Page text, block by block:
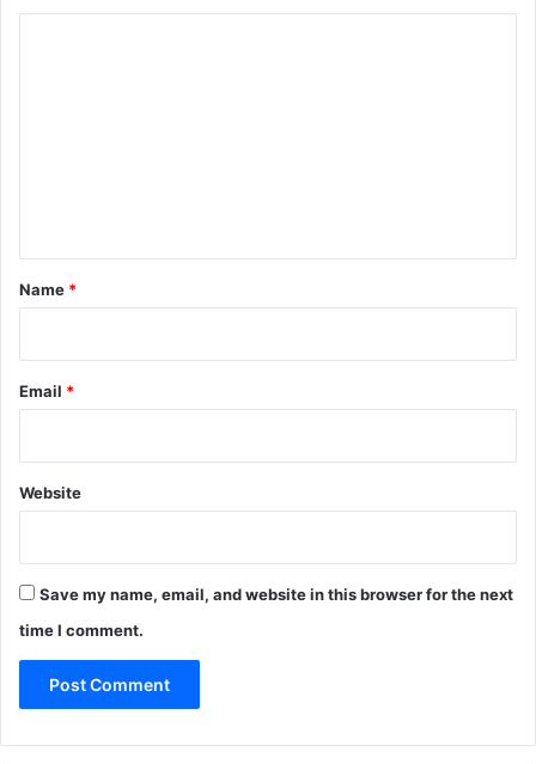
*
Name *
Email *
Website
Save my name, email, and website in this browser for the next
time I comment.